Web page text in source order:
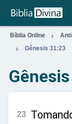
Bíblia Online 
 Gênesis 31:23
23